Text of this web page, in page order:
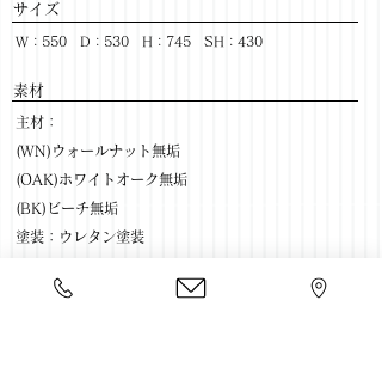
サイズ
W：550 D：530 H：745 SH：430
​素材
主材：
(WN)ウォールナット無垢
(OAK)ホワイトオーク無垢
(BK)ビーチ無垢
塗装：ウレタン塗装